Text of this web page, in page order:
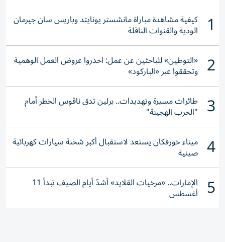
1 كيفية مشاهدة مباراة مانشستر يونايتد وباريس سان جيرمان
الودية والقنوات الناقلة
2 «التوطين» للباحثين عن عمل: احذروا عروض العمل الوهمية
وتحققوا عبر «الباركود»
3 طائرات مسيرة وتهديدات.. برلين تدق ناقوس الخطر أمام
"الحرب الهجينة"
4 ميناء خورفكان يستعد لاستقبال أكبر شحنة سيارات كهربائية
صينية
5 الإمارات.. «مرخيات القلايد» أشدّ أيام الصيف تبدأ 11
أغسطس